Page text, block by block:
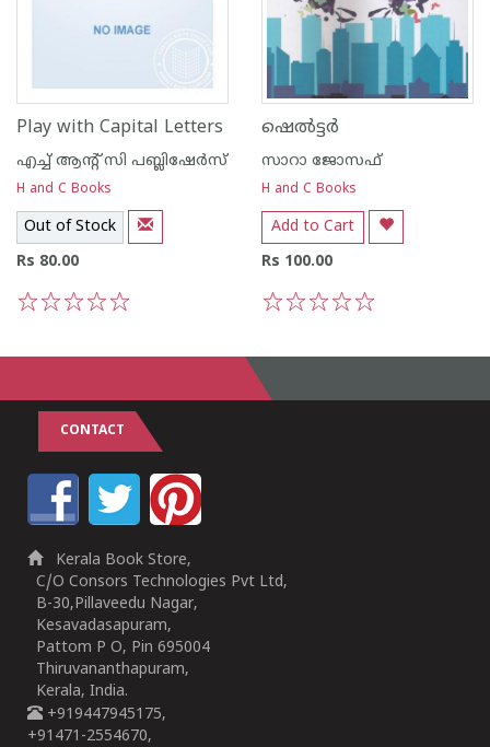
Play with Capital Letters
എച്ച് ആന്റ്‌ സി പബ്ലിഷേര്‍സ്
H and C Books
Out of Stock
Rs 80.00
ഷെല്‍ട്ടര്‍
സാറാ ജോസഫ്
H and C Books
Add to Cart
Rs 100.00
CONTACT
Kerala Book Store,
C/O Consors Technologies Pvt Ltd,
B-30,Pillaveedu Nagar,
Kesavadasapuram,
Pattom P O, Pin 695004
Thiruvananthapuram,
Kerala, India.
+919447945175,
+91471-2554670,